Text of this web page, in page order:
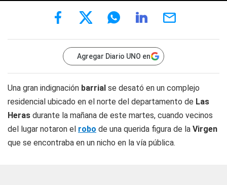
Agregar Diario UNO en
Una gran indignación barrial se desató en un complejo
residencial ubicado en el norte del departamento de Las
Heras durante la mañana de este martes, cuando vecinos
del lugar notaron el robo de una querida figura de la Virgen
que se encontraba en un nicho en la vía pública.